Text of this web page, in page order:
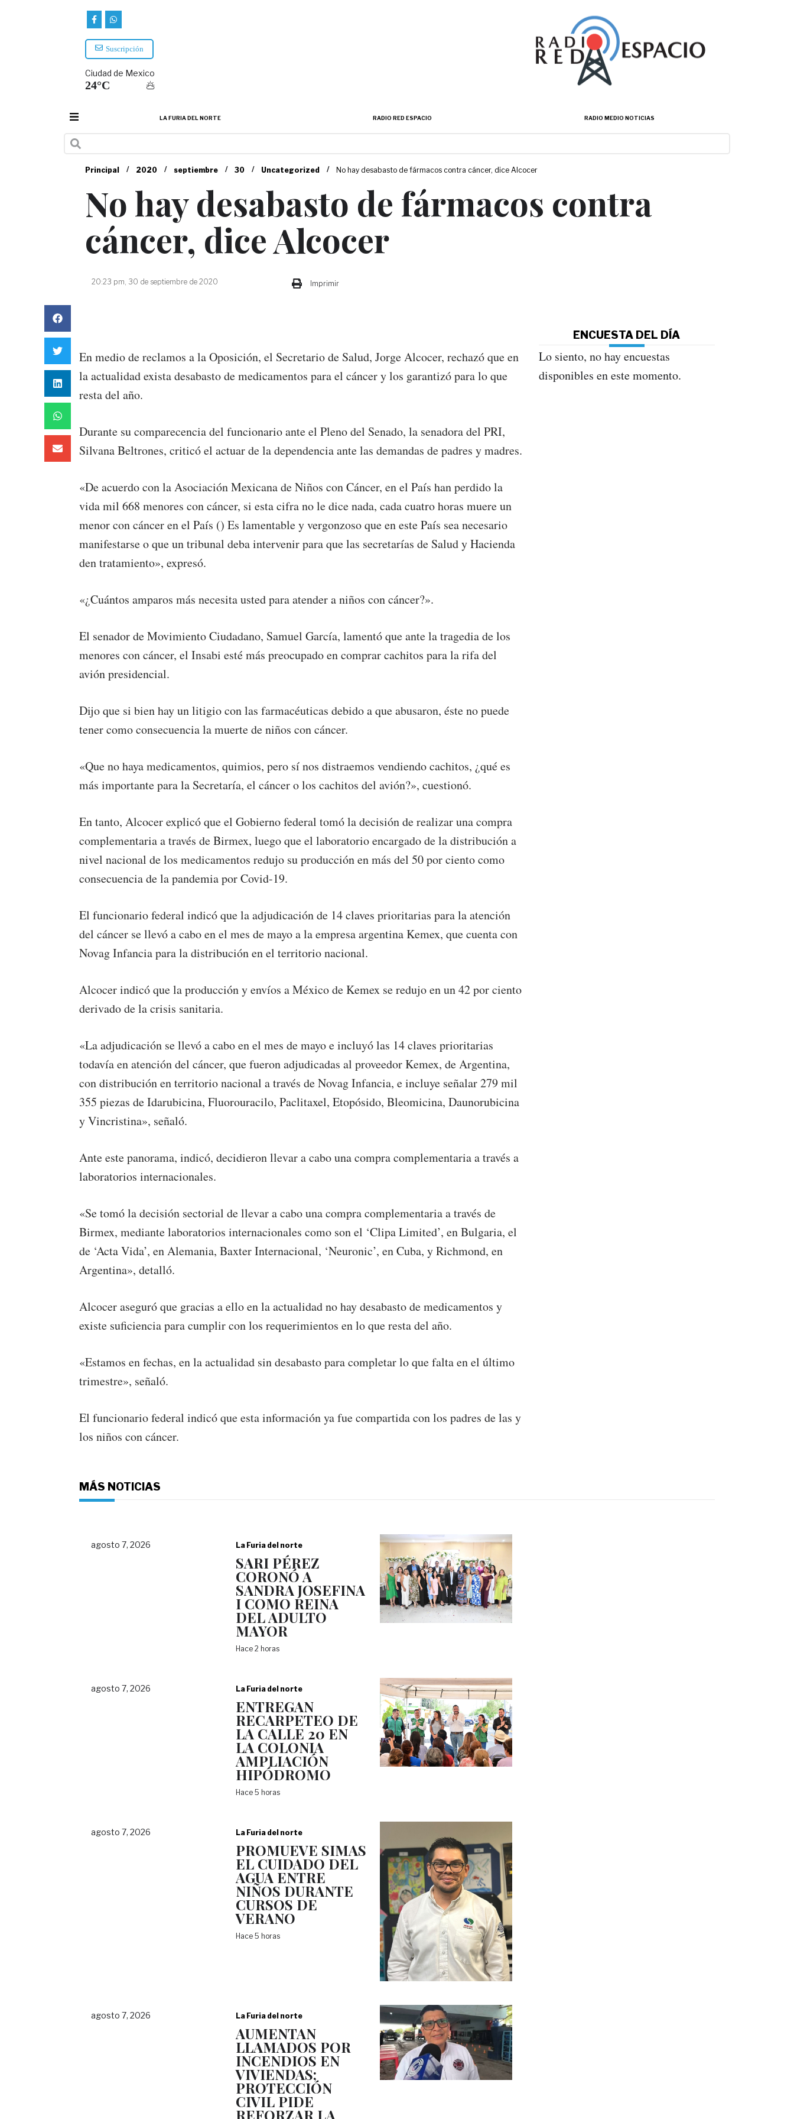
Suscripción
Ciudad de Mexico
24°C
LA FURIA DEL NORTE RADIO RED ESPACIO RADIO MEDIO NOTICIAS
Principal / 2020 / septiembre / 30 / Uncategorized / No hay desabasto de fármacos contra cáncer, dice Alcocer
No hay desabasto de fármacos contra
cáncer, dice Alcocer
20:23 pm, 30 de septiembre de 2020 Imprimir
En medio de reclamos a la Oposición, el Secretario de Salud, Jorge Alcocer, rechazó que en
la actualidad exista desabasto de medicamentos para el cáncer y los garantizó para lo que
resta del año.
Durante su comparecencia del funcionario ante el Pleno del Senado, la senadora del PRI,
Silvana Beltrones, criticó el actuar de la dependencia ante las demandas de padres y madres.
«De acuerdo con la Asociación Mexicana de Niños con Cáncer, en el País han perdido la
vida mil 668 menores con cáncer, si esta cifra no le dice nada, cada cuatro horas muere un
menor con cáncer en el País () Es lamentable y vergonzoso que en este País sea necesario
manifestarse o que un tribunal deba intervenir para que las secretarías de Salud y Hacienda
den tratamiento», expresó.
«¿Cuántos amparos más necesita usted para atender a niños con cáncer?».
El senador de Movimiento Ciudadano, Samuel García, lamentó que ante la tragedia de los
menores con cáncer, el Insabi esté más preocupado en comprar cachitos para la rifa del
avión presidencial.
Dijo que si bien hay un litigio con las farmacéuticas debido a que abusaron, éste no puede
tener como consecuencia la muerte de niños con cáncer.
«Que no haya medicamentos, quimios, pero sí nos distraemos vendiendo cachitos, ¿qué es
más importante para la Secretaría, el cáncer o los cachitos del avión?», cuestionó.
En tanto, Alcocer explicó que el Gobierno federal tomó la decisión de realizar una compra
complementaria a través de Birmex, luego que el laboratorio encargado de la distribución a
nivel nacional de los medicamentos redujo su producción en más del 50 por ciento como
consecuencia de la pandemia por Covid-19.
El funcionario federal indicó que la adjudicación de 14 claves prioritarias para la atención
del cáncer se llevó a cabo en el mes de mayo a la empresa argentina Kemex, que cuenta con
Novag Infancia para la distribución en el territorio nacional.
Alcocer indicó que la producción y envíos a México de Kemex se redujo en un 42 por ciento
derivado de la crisis sanitaria.
«La adjudicación se llevó a cabo en el mes de mayo e incluyó las 14 claves prioritarias
todavía en atención del cáncer, que fueron adjudicadas al proveedor Kemex, de Argentina,
con distribución en territorio nacional a través de Novag Infancia, e incluye señalar 279 mil
355 piezas de Idarubicina, Fluorouracilo, Paclitaxel, Etopósido, Bleomicina, Daunorubicina
y Vincristina», señaló.
Ante este panorama, indicó, decidieron llevar a cabo una compra complementaria a través a
laboratorios internacionales.
«Se tomó la decisión sectorial de llevar a cabo una compra complementaria a través de
Birmex, mediante laboratorios internacionales como son el ‘Clipa Limited’, en Bulgaria, el
de ‘Acta Vida’, en Alemania, Baxter Internacional, ‘Neuronic’, en Cuba, y Richmond, en
Argentina», detalló.
Alcocer aseguró que gracias a ello en la actualidad no hay desabasto de medicamentos y
existe suficiencia para cumplir con los requerimientos en lo que resta del año.
«Estamos en fechas, en la actualidad sin desabasto para completar lo que falta en el último
trimestre», señaló.
El funcionario federal indicó que esta información ya fue compartida con los padres de las y
los niños con cáncer.
ENCUESTA DEL DÍA
Lo siento, no hay encuestas
disponibles en este momento.
MÁS NOTICIAS
agosto 7, 2026 La Furia del norte
SARI PÉREZ
CORONÓ A
SANDRA JOSEFINA
I COMO REINA
DEL ADULTO
MAYOR
Hace 2 horas
agosto 7, 2026 La Furia del norte
ENTREGAN
RECARPETEO DE
LA CALLE 20 EN
LA COLONIA
AMPLIACIÓN
HIPÓDROMO
Hace 5 horas
agosto 7, 2026 La Furia del norte
PROMUEVE SIMAS
EL CUIDADO DEL
AGUA ENTRE
NIÑOS DURANTE
CURSOS DE
VERANO
Hace 5 horas
agosto 7, 2026 La Furia del norte
AUMENTAN
LLAMADOS POR
INCENDIOS EN
VIVIENDAS;
PROTECCIÓN
CIVIL PIDE
REFORZAR LA